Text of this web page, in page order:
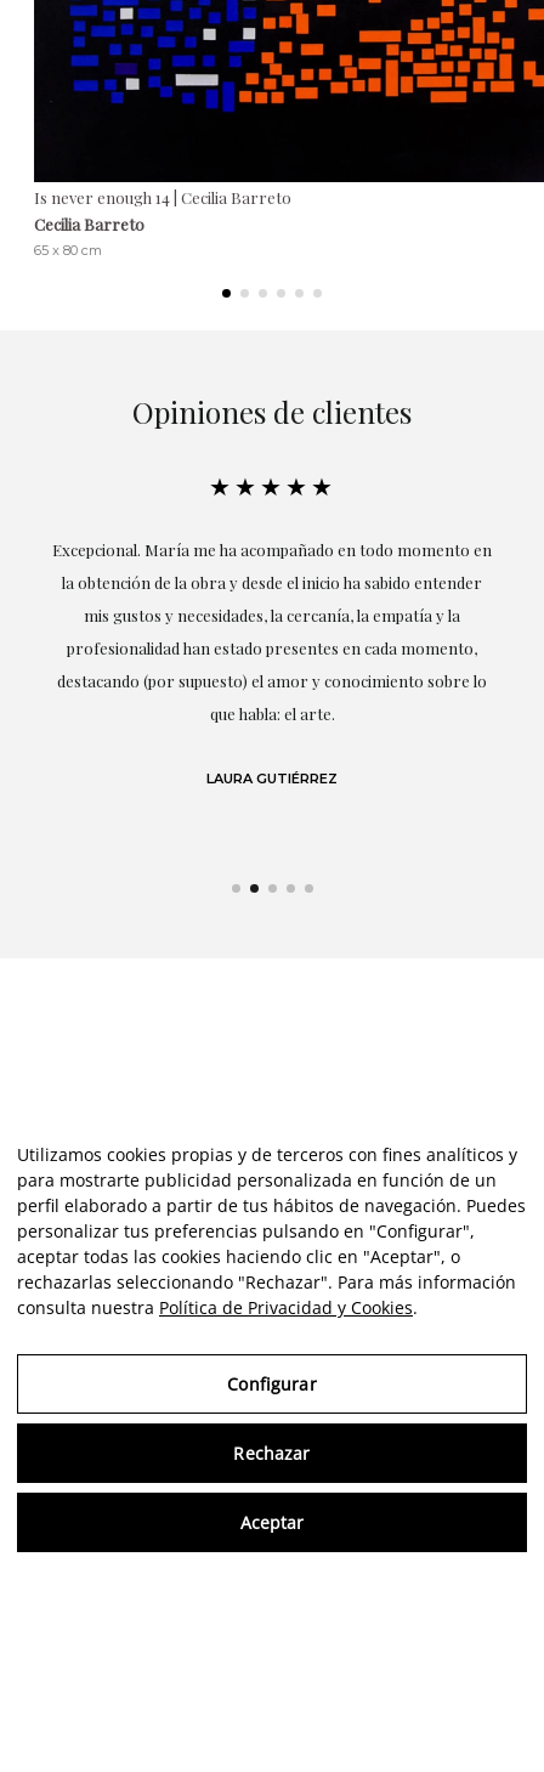
Is never enough 14 | Cecilia Barreto
Cecilia Barreto
65 x 80 cm
Opiniones de clientes
★★★★★
Excepcional. María me ha acompañado en todo momento en
la obtención de la obra y desde el inicio ha sabido entender
mis gustos y necesidades, la cercanía, la empatía y la
profesionalidad han estado presentes en cada momento,
destacando (por supuesto) el amor y conocimiento sobre lo
que habla: el arte.
LAURA GUTIÉRREZ
Utilizamos cookies propias y de terceros con fines analíticos y
para mostrarte publicidad personalizada en función de un
perfil elaborado a partir de tus hábitos de navegación. Puedes
personalizar tus preferencias pulsando en "Configurar",
aceptar todas las cookies haciendo clic en "Aceptar", o
rechazarlas seleccionando "Rechazar". Para más información
consulta nuestra Política de Privacidad y Cookies.
Configurar
Rechazar
Aceptar